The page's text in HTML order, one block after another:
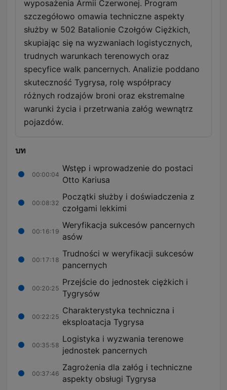
wyposażenia Armii Czerwonej. Program
szczegółowo omawia techniczne aspekty
służby w 502 Batalionie Czołgów Ciężkich,
skupiając się na wyzwaniach logistycznych,
trudnych warunkach terenowych oraz
specyfice walk pancernych. Analizie poddano
skuteczność Tygrysa, rolę współpracy
różnych rodzajów broni oraz ekstremalne
warunki życia i przetrwania załóg wewnątrz
pojazdów.
บท
00:00:04
Wstęp i wprowadzenie do postaci
Otto Kariusa
00:08:32
Początki służby i doświadczenia z
czołgami lekkimi
00:16:19
Weryfikacja sukcesów pancernych
asów
00:17:18
Trudności w weryfikacji sukcesów
pancernych
00:20:25
Przejście do jednostek ciężkich i
Tygrysów
00:22:25
Charakterystyka techniczna i
eksploatacja Tygrysa
00:35:58
Logistyka i wyzwania terenowe
jednostek pancernych
00:37:46
Zagrożenia dla załóg i techniczne
aspekty obsługi Tygrysa